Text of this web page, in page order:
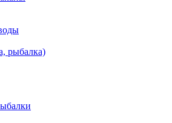
рыбалка)